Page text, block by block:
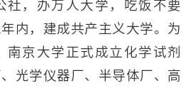
社，办万人大学，吃饭不要
内，建成共产主义大学。为
南京大学正式成立化学试剂
光学仪器厂、半导体厂、高